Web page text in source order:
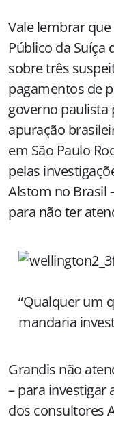
Vale lembrar
Público da Suíça
sobre três
pagamentos de
governo paulista
apuração
em São Paulo
pelas
Alstom no Brasil
para não ter
“Qualquer um
mandaria
Grandis não
– para investigar
dos consultores